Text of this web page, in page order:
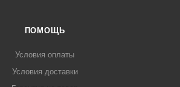
ПОМОЩЬ
Условия оплаты
Условия доставки